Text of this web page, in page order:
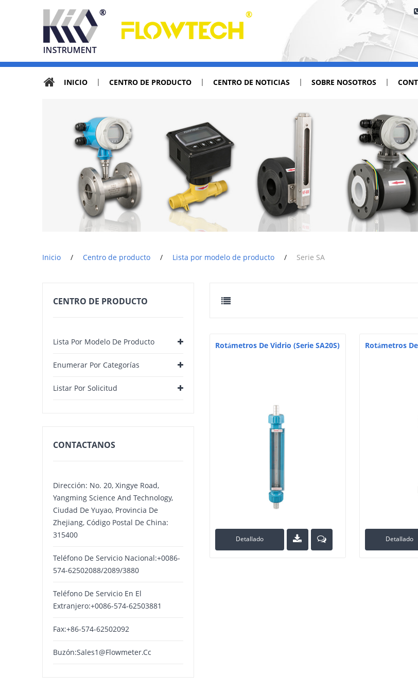
INICIO CENTRO DE PRODUCTO CENTRO DE NOTICIAS SOBRE NOSOTROS
Inicio / Centro de producto / Lista por modelo de producto / Serie SA
CENTRO DE PRODUCTO
Lista Por Modelo De Producto
Enumerar Por Categorías
Listar Por Solicitud
CONTACTANOS
Dirección: No. 20, Xingye Road,
Yangming Science And Technology,
Ciudad De Yuyao, Provincia De
Zhejiang, Código Postal De China:
315400
Teléfono De Servicio Nacional:+0086-
574-62502088/2089/3880
Teléfono De Servicio En El
Extranjero:+0086-574-62503881
Fax:+86-574-62502092
Buzón:Sales1@flowmeter.cc
Rotámetros De Vidrio (Serie SA20S)
Detallado
Rotámetros
Detallado